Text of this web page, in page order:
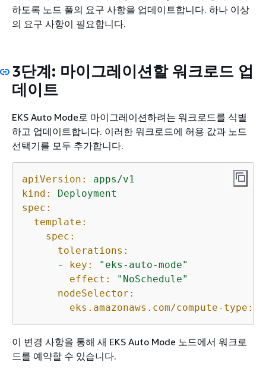
하도록 노드 풀의 요구 사항을 업데이트합니다. 하나 이상
의 요구 사항이 필요합니다.
3단계: 마이그레이션할 워크로드 업
데이트
EKS Auto Mode로 마이그레이션하려는 워크로드를 식별
하고 업데이트합니다. 이러한 워크로드에 허용 값과 노드
선택기를 모두 추가합니다.
apiVersion:
apps/v1
kind:
Deployment
spec:
template:
spec:
tolerations:
-
key:
"eks-auto-mode"
effect:
"NoSchedule"
nodeSelector:
eks.amazonaws.com/compute-type:
이 변경 사항을 통해 새 EKS Auto Mode 노드에서 워크로
드를 예약할 수 있습니다.